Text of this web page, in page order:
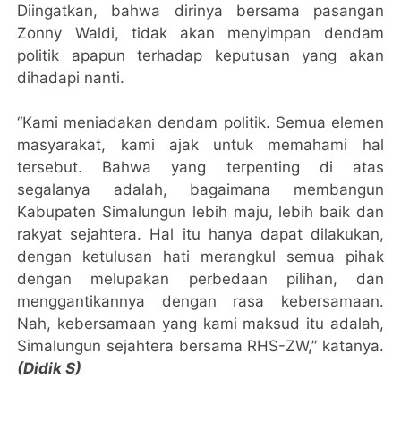
Diingatkan, bahwa dirinya bersama pasangan
Zonny Waldi, tidak akan menyimpan dendam
politik apapun terhadap keputusan yang akan
dihadapi nanti.
“Kami meniadakan dendam politik. Semua elemen
masyarakat, kami ajak untuk memahami hal
tersebut. Bahwa yang terpenting di atas
segalanya adalah, bagaimana membangun
Kabupaten Simalungun lebih maju, lebih baik dan
rakyat sejahtera. Hal itu hanya dapat dilakukan,
dengan ketulusan hati merangkul semua pihak
dengan melupakan perbedaan pilihan, dan
menggantikannya dengan rasa kebersamaan.
Nah, kebersamaan yang kami maksud itu adalah,
Simalungun sejahtera bersama RHS-ZW,” katanya.
(Didik S)